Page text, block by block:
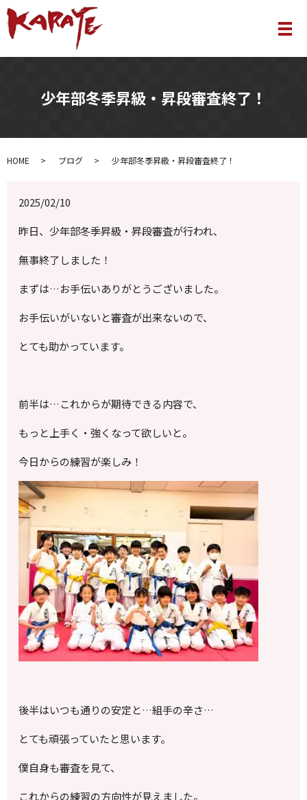
メ
少年部冬季昇級・昇段審査終了！
HOME ブログ 少年部冬季昇級・昇段審査終了！
2025/02/10
昨日、少年部冬季昇級・昇段審査が行われ、
無事終了しました！
まずは…お手伝いありがとうございました。
お手伝いがいないと審査が出来ないので、
とても助かっています。
前半は…これからが期待できる内容で、
もっと上手く・強くなって欲しいと。
今日からの練習が楽しみ！
後半はいつも通りの安定と…組手の辛さ…
とても頑張っていたと思います。
僕自身も審査を見て、
これからの練習の方向性が見えました。